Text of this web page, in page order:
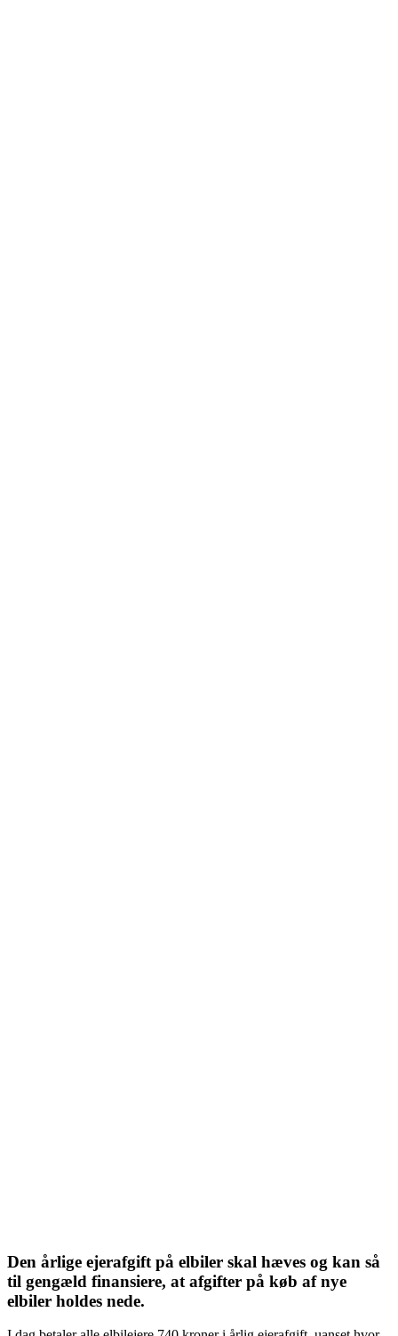
Den årlige ejerafgift på elbiler skal hæves og kan så
til gengæld finansiere, at afgifter på køb af nye
elbiler holdes nede.